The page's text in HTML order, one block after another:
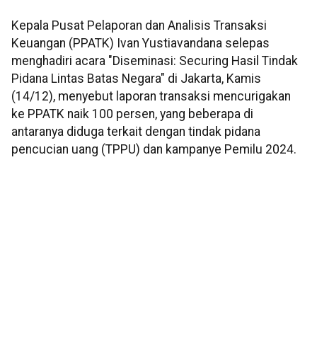
Kepala Pusat Pelaporan dan Analisis Transaksi
Keuangan (PPATK) Ivan Yustiavandana selepas
menghadiri acara "Diseminasi: Securing Hasil Tindak
Pidana Lintas Batas Negara" di Jakarta, Kamis
(14/12), menyebut laporan transaksi mencurigakan
ke PPATK naik 100 persen, yang beberapa di
antaranya diduga terkait dengan tindak pidana
pencucian uang (TPPU) dan kampanye Pemilu 2024.